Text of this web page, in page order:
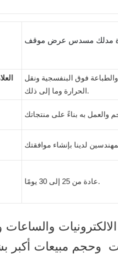
مدلك مسدس عرض موقف
والطباعة فوق البنفسجية ونقل
الحرارة وما إلى ذلك.
عادة من 25 إلى 30 يومًا.
والساعات